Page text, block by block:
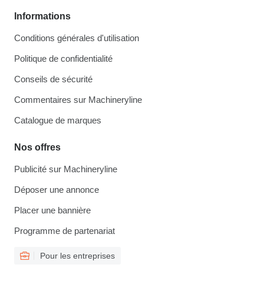
Informations
Conditions générales d'utilisation
Politique de confidentialité
Conseils de sécurité
Commentaires sur Machineryline
Catalogue de marques
Nos offres
Publicité sur Machineryline
Déposer une annonce
Placer une bannière
Programme de partenariat
Pour les entreprises